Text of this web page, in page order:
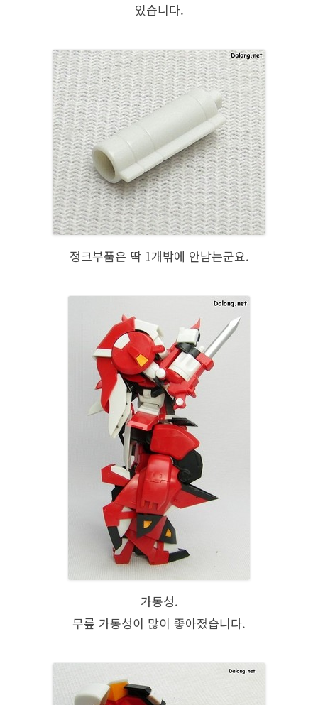
있습니다.
정크부품은 딱 1개밖에 안남는군요.
가동성.
무릎 가동성이 많이 좋아졌습니다.